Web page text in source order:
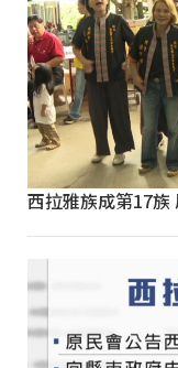
西拉雅族成第17族